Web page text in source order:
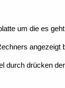
um die es
angezeigt
durch drücken